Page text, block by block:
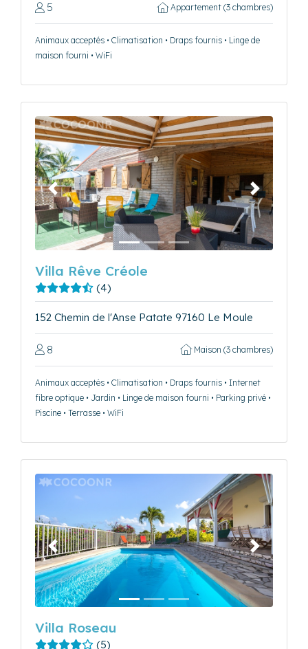
5 Appartement (3 chambres)
Animaux acceptés • Climatisation • Draps fournis • Linge de
maison fourni • WiFi
Précédent Suivant
Villa Rêve Créole
(4)
152 Chemin de l'Anse Patate 97160 Le Moule
8 Maison (3 chambres)
Animaux acceptés • Climatisation • Draps fournis • Internet
fibre optique • Jardin • Linge de maison fourni • Parking privé •
Piscine • Terrasse • WiFi
Précédent Suivant
Villa Roseau
(5)